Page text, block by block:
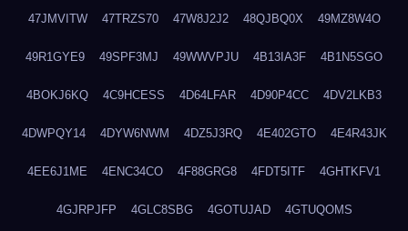
47JMVITW 47TRZS70 47W8J2J2 48QJBQ0X 49MZ8W4O
49R1GYE9 49SPF3MJ 49WWVPJU 4B13IA3F 4B1N5SGO
4BOKJ6KQ 4C9HCESS 4D64LFAR 4D90P4CC 4DV2LKB3
4DWPQY14 4DYW6NWM 4DZ5J3RQ 4E402GTO 4E4R43JK
4EE6J1ME 4ENC34CO 4F88GRG8 4FDT5ITF 4GHTKFV1
4GJRPJFP 4GLC8SBG 4GOTUJAD 4GTUQOMS